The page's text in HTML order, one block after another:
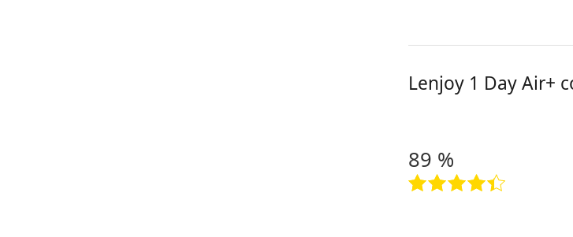
Lenjoy 1 Day Air+
89 %